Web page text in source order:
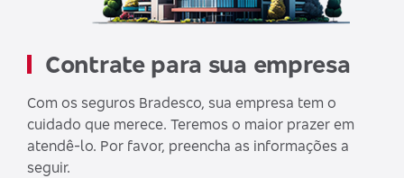
Contrate para sua empresa
Com os seguros Bradesco, sua empresa tem o
cuidado que merece. Teremos o maior prazer em
atendê-lo. Por favor, preencha as informações a
seguir.